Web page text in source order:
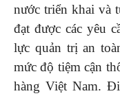
nước triển khai và
đạt được các yêu
lực quản trị an
mức độ tiệm cận
hàng Việt Nam.